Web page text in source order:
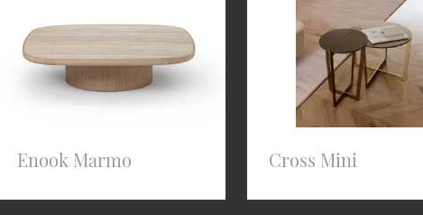
Enook Marmo Cross Mini